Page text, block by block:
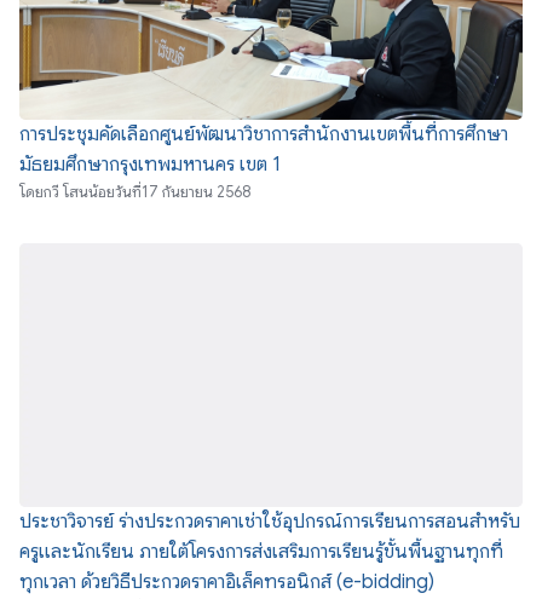
การประชุมคัดเลือกศูนย์พัฒนาวิชาการสำนักงานเขตพื้นที่การศึกษา
มัธยมศึกษากรุงเทพมหานคร เขต 1
โดยกวี โสนน้อยวันที่17 กันยายน 2568
ประชาวิจารย์ ร่างประกวดราคาเช่าใช้อุปกรณ์การเรียนการสอนสำหรับ
ครูและนักเรียน ภายใต้โครงการส่งเสริมการเรียนรู้ขั้นพื้นฐานทุกที่
ทุกเวลา ด้วยวิธีประกวดราคาอิเล็คทรอนิกส์ (e-bidding)